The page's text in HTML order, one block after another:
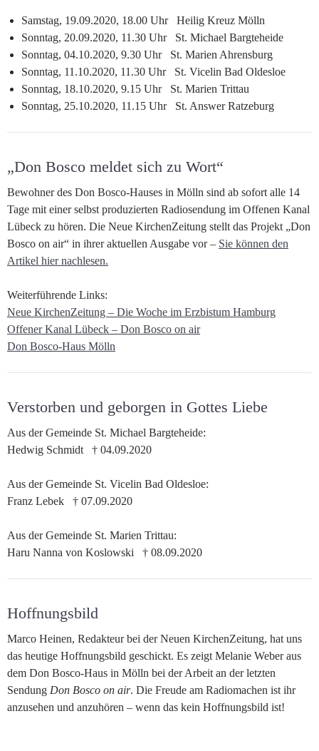
Samstag, 19.09.2020, 18.00 Uhr Heilig Kreuz Mölln
Sonntag, 20.09.2020, 11.30 Uhr St. Michael Bargteheide
Sonntag, 04.10.2020, 9.30 Uhr St. Marien Ahrensburg
Sonntag, 11.10.2020, 11.30 Uhr St. Vicelin Bad Oldesloe
Sonntag, 18.10.2020, 9.15 Uhr St. Marien Trittau
Sonntag, 25.10.2020, 11.15 Uhr St. Answer Ratzeburg
„Don Bosco meldet sich zu Wort“
Bewohner des Don Bosco-Hauses in Mölln sind ab sofort alle 14
Tage mit einer selbst produzierten Radiosendung im Offenen Kanal
Lübeck zu hören. Die Neue KirchenZeitung stellt das Projekt „Don
Bosco on air“ in ihrer aktuellen Ausgabe vor – Sie können den
Artikel hier nachlesen.
Weiterführende Links:
Neue KirchenZeitung – Die Woche im Erzbistum Hamburg
Offener Kanal Lübeck – Don Bosco on air
Don Bosco-Haus Mölln
Verstorben und geborgen in Gottes Liebe
Aus der Gemeinde St. Michael Bargteheide:
Hedwig Schmidt † 04.09.2020
Aus der Gemeinde St. Vicelin Bad Oldesloe:
Franz Lebek † 07.09.2020
Aus der Gemeinde St. Marien Trittau:
Haru Nanna von Koslowski † 08.09.2020
Hoffnungsbild
Marco Heinen, Redakteur bei der Neuen KirchenZeitung, hat uns
das heutige Hoffnungsbild geschickt. Es zeigt Melanie Weber aus
dem Don Bosco-Haus in Mölln bei der Arbeit an der letzten
Sendung Don Bosco on air. Die Freude am Radiomachen ist ihr
anzusehen und anzuhören – wenn das kein Hoffnungsbild ist!